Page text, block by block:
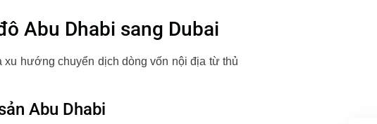
Abu Dhabi sang Dubai
hướng chuyển dịch dòng vốn nội địa từ thủ
Abu Dhabi